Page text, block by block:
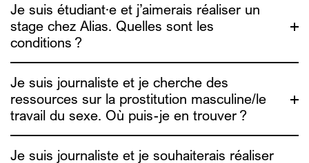
nos rapports
d’activité
Je suis étudiant·e et j’aimerais réaliser un
stage chez Alias. Quelles sont les
conditions ?
Je suis journaliste et je cherche des
ressources sur la prostitution masculine/le
travail du sexe. Où puis-je en trouver ?
Je suis journaliste et je souhaiterais réaliser